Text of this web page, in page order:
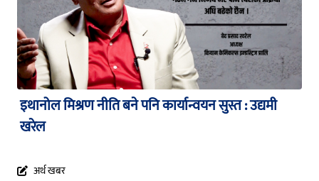
इथानोल मिश्रण नीति बने पनि कार्यान्वयन सुस्त : उद्यमी
खरेल
अर्थ खबर